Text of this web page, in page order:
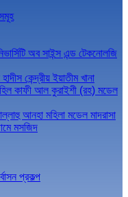
অব সাইন্স এন্ড টেকনোলজি
কেন্দ্রীয় ইয়াতীম খানা
কাফী আল কুরাইশী (রহ) মডেল
আনহা মহিলা মডেল মাদরাসা
মসজিদ
প্রকল্প